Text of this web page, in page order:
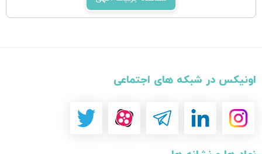
اونیکس در شبکه های اجتماعی